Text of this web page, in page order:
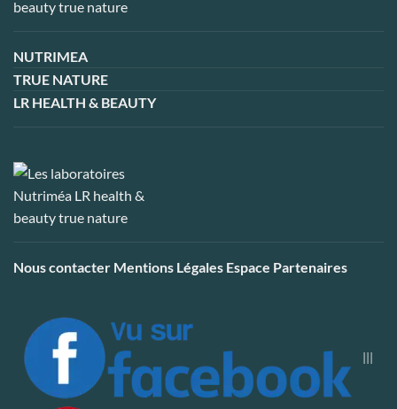
NUTRIMEA
TRUE NATURE
LR HEALTH & BEAUTY
Nous contacter Mentions Légales Espace Partenaires
|||